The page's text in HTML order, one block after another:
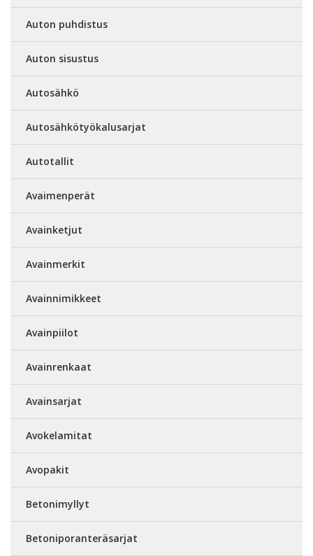
Auton puhdistus
Auton sisustus
Autosähkö
Autosähkötyökalusarjat
Autotallit
Avaimenperät
Avainketjut
Avainmerkit
Avainnimikkeet
Avainpiilot
Avainrenkaat
Avainsarjat
Avokelamitat
Avopakit
Betonimyllyt
Betoniporanteräsarjat